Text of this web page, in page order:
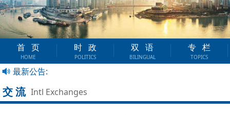
首页
HOME
时政
POLITICS
双语
BILINGUAL
专栏
TOPICS
最新公告:
交流 Intl Exchanges